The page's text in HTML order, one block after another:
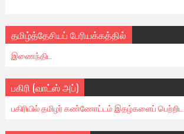
தமிழ்த்தேசியப் பேரியக்கத்தில்
இணைந்திட
பகிரி (வாட்ஸ் அப்)
பகிரியில் தமிழர் கண்ணோட்டம் இதழ்களைப் பெற்றிட